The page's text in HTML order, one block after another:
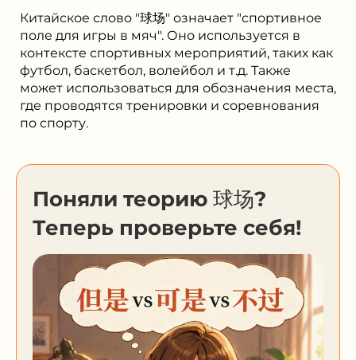
Китайское слово "球场" означает "спортивное
поле для игры в мяч". Оно используется в
контексте спортивных мероприятий, таких как
футбол, баскетбол, волейбол и т.д. Также
может использоваться для обозначения места,
где проводятся тренировки и соревнования
по спорту.
Поняли теорию 球场?
Теперь проверьте себя!